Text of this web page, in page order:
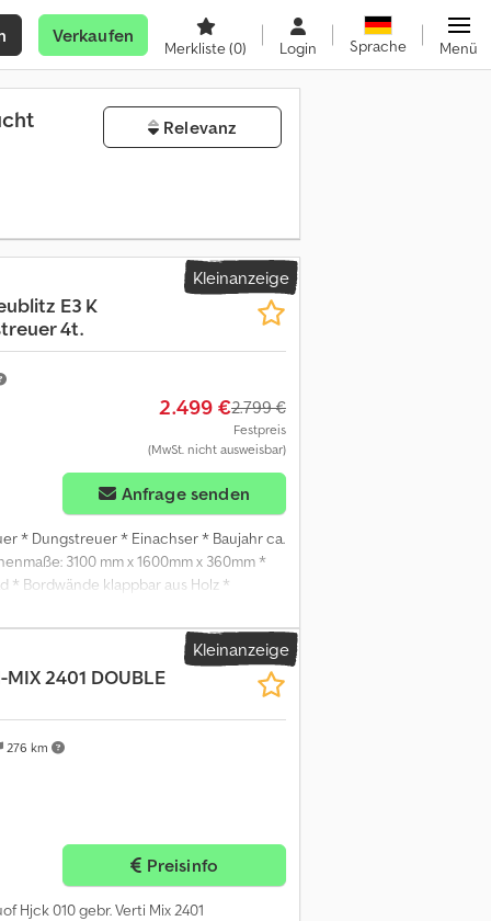
Verkaufen
Merkliste(0) Login Sprache Menü
Relevanz
Kleinanzeige
E3 K
4t.
2.499 €2.799 €
Festpreis
(MwSt. nicht ausweisbar)
Anfrage senden
* Dungstreuer * Einachser * Baujahr ca.
3100 mm x 1600mm x 360mm *
* Bordwände klappbar aus Holz *
wir uns den Zwischenverkauf vor,
dringend eine Besichtigung und
Vorstellungen entstehen.
und ausdrücklich erwünscht !!!
angegebenen Innenmaßen handelt es
INZAHLUNGNAHME MÖGLICH FÜR
Aepfx Af Hock Ausstellungsgelände:
17.00 Uhr, Samstag 8.30 bis 14.00 Uhr
GmbH Am Sinnerhoop 17 58285
Kleinanzeige
276 km
MIX 2401 DOUBLE
Preisinfo
Hjck 010 gebr. Verti Mix 2401